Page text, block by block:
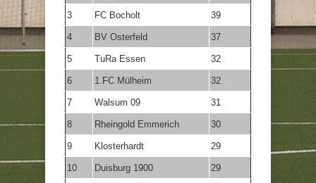
3 FC Bocholt 39
4 BV Osterfeld 37
5 TuRa Essen 32
6 1.FC Mülheim 32
7 Walsum 09 31
8 Rheingold Emmerich 30
9 Klosterhardt 29
10 Duisburg 1900 29